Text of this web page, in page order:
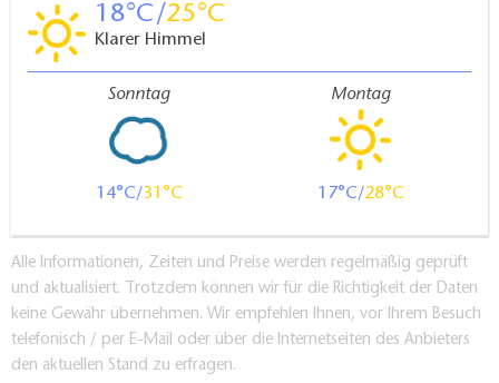
18 25
Klarer Himmel
Sonntag
14 31
Montag
17 28
Alle Informationen, Zeiten und Preise werden regelmäßig geprüft
und aktualisiert. Trotzdem können wir für die Richtigkeit der Daten
keine Gewähr übernehmen. Wir empfehlen Ihnen, vor Ihrem Besuch
telefonisch / per E-Mail oder über die Internetseiten des Anbieters
den aktuellen Stand zu erfragen.